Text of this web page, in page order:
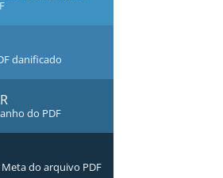
danificado
do PDF
do arquivo PDF